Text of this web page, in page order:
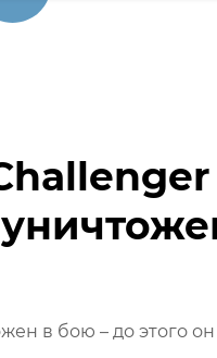
в бою – до этого он